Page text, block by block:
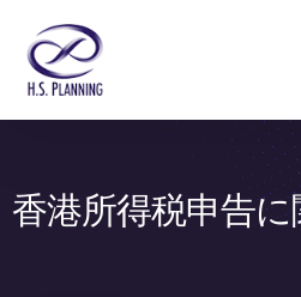
香港所得税申告